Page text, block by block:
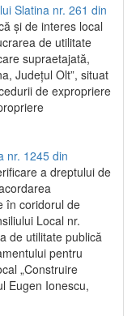
Slatina nr. 261 din
și de interes local
de utilitate
supraetajată,
Județul Olt”, situat
de expropriere
nr. 1245 din
a dreptului de
în coridorul de
Local nr.
de utilitate publică
pentru
„Construire
Eugen Ionescu,